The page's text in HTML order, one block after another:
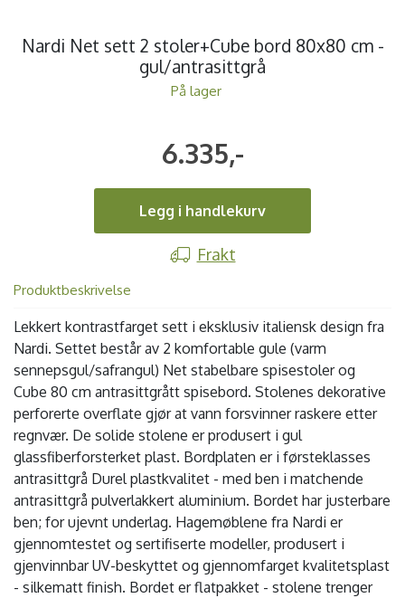
Nardi Net sett 2 stoler+Cube bord 80x80 cm -
gul/antrasittgrå
På lager
6.335,-
Legg i handlekurv
Frakt
Produktbeskrivelse
Lekkert kontrastfarget sett i eksklusiv italiensk design fra
Nardi. Settet består av 2 komfortable gule (varm
sennepsgul/safrangul) Net stabelbare spisestoler og
Cube 80 cm antrasittgrått spisebord. Stolenes dekorative
perforerte overflate gjør at vann forsvinner raskere etter
regnvær. De solide stolene er produsert i gul
glassfiberforsterket plast. Bordplaten er i førsteklasses
antrasittgrå Durel plastkvalitet - med ben i matchende
antrasittgrå pulverlakkert aluminium. Bordet har justerbare
ben; for ujevnt underlag. Hagemøblene fra Nardi er
gjennomtestet og sertifiserte modeller, produsert i
gjenvinnbar UV-beskyttet og gjennomfarget kvalitetsplast
- silkematt finish. Bordet er flatpakket - stolene trenger